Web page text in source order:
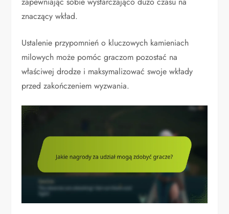
znaczący wkład.
Ustalenie przypomnień o kluczowych kamieniach
milowych może pomóc graczom pozostać na
właściwej drodze i maksymalizować swoje wkłady
przed zakończeniem wyzwania.